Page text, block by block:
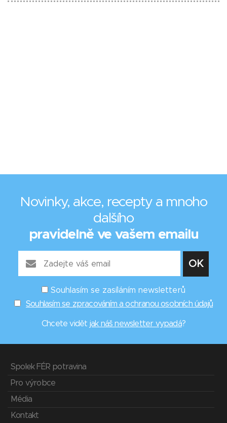
Novinky, akce, recepty a mnoho
dalšího
pravidelně ve vašem emailu
Souhlasím se zasíláním newsletterů
Souhlasím se zpracováním a ochranou osobních údajů
Chcete vidět jak náš newsletter vypadá?
Spolek FÉR potravina
Pro výrobce
Média
Kontakt